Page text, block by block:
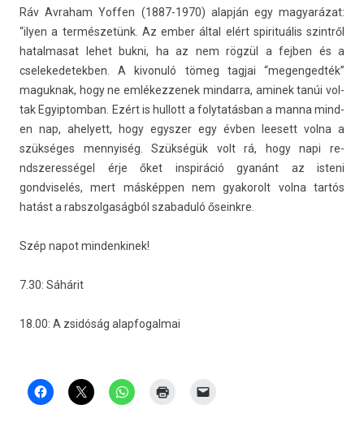
Ráv Av­raham Yoff­en (1887-1970) alapján egy magyarázat:
“ilyen a természetünk. Az ember által elért spirituális szintről
hatal­masat lehet bukni, ha az nem rögzül a fejb­en és a
cselekedetekb­en. A kivonuló tömeg tag­jai “megen­gedték”
maguk­nak, hogy ne em­lékez­zenek min­darra, aminek tanúi vol­
tak Egyip­tomban. Ezért is hul­lott a folytatás­ban a manna mind­
en nap, ahelyett, hogy egysz­er egy évben leesett volna a
szükséges men­nyiség. Szükségük volt rá, hogy napi re­
ndszeres­ségel érje őket in­spiráció gyanánt az is­teni
gondviselés, mert másképpen nem gyakorolt volna tartós
hatást a rabszol­gaság­ból szabaduló őseinkre.
Szép napot min­denkinek!
7.30: Sáhárit
18.00: A zsidóság al­ap­fogal­mai